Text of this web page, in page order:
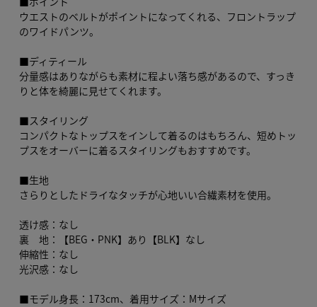
ウエストのベルトがポイントになってくれる、フロントラップ
のワイドパンツ。
■ディティール
分量感はありながらも素材に程よい落ち感があるので、すっき
りと体を綺麗に見せてくれます。
■スタイリング
コンパクトなトップスをインして着るのはもちろん、短めトッ
プスをオーバーに着るスタイリングもおすすめです。
■生地
さらりとしたドライなタッチが心地いい合繊素材を使用。
透け感：なし
裏 地：【BEG・PNK】あり【BLK】なし
伸縮性：なし
光沢感：なし
■モデル身長：173cm、着用サイズ：Mサイズ